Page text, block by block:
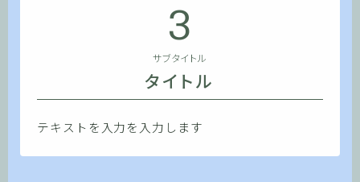
3
サブタイトル
タイトル
テキストを入力を入力します